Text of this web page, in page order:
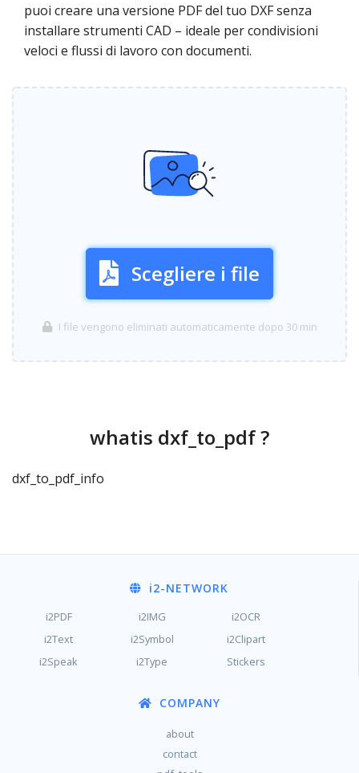
puoi creare una versione PDF del tuo DXF senza
installare strumenti CAD – ideale per condivisioni
veloci e flussi di lavoro con documenti.
Scegliere i file
I file vengono eliminati automaticamente dopo 30 min
whatis dxf_to_pdf ?
dxf_to_pdf_info
i2-NETWORK
i2PDF i2IMG
i2OCR
i2Text
i2Symbol
i2Clipart
i2Speak
i2Type Stickers
COMPANY
about
contact